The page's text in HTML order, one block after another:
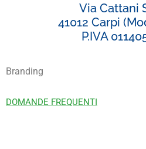
Via Cattani
41012 Carpi
P.IVA
Branding
DOMANDE FREQUENTI